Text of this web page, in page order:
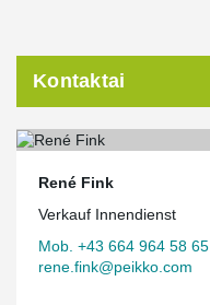
Kontaktai
René Fink
Verkauf Innendienst
Mob. +43 664 964 58 65
rene.fink@peikko.com